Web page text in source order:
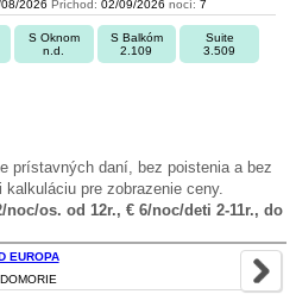
2026 Príchod: 02/09/2026 nocí: 7
S Oknom
n.d.
S Balkóm
2.109
Suite
3.509
prístavných daní, bez poistenia a bez
pre zobrazenie ceny.
os. od 12r., € 6/noc/deti 2-11r., do
EUROPA